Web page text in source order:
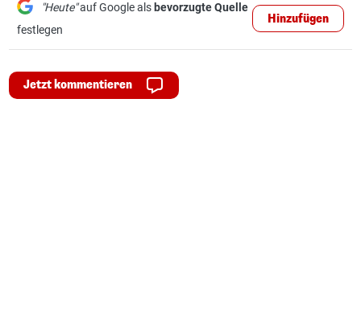
"Heute"auf Google als bevorzugte Quelle
festlegen
Hinzufügen
Jetzt kommentieren